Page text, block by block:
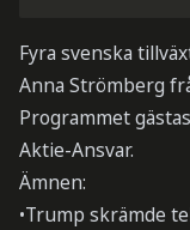
Fyra svenska
Anna Strömberg
Programmet
Aktie-Ansvar.
Ämnen:
•Trump skrämde